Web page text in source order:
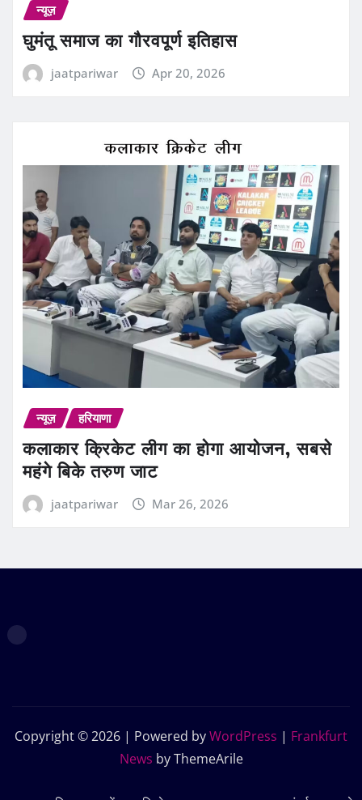
न्यूज़
घुमंतू समाज का गौरवपूर्ण इतिहास
jaatpariwar Apr 20, 2026
न्यूज़ हरियाणा
कलाकार क्रिकेट लीग का होगा आयोजन, सबसे
महंगे बिके तरुण जाट
jaatpariwar Mar 26, 2026
Copyright © 2026 | Powered byWordPress | Frankfurt
News by ThemeArile